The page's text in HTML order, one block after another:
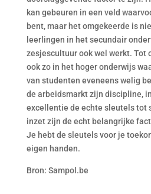
kan gebeuren in een veld
bent, maar het omgekeerde is
leerlingen in het secundair
zesjescultuur ook wel werkt. Tot
ook zo in het hoger onderwijs
van studenten eveneens welig
de arbeidsmarkt zijn discipline,
excellentie de echte sleutels tot
inzet zijn de echt belangrijke
Je hebt de sleutels voor je
eigen handen.
Bron: Sampol.be